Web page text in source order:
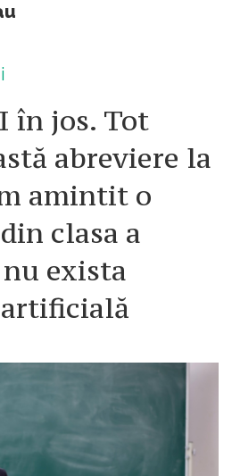
în jos. Tot
abreviere la
amintit o
clasa a
nu exista